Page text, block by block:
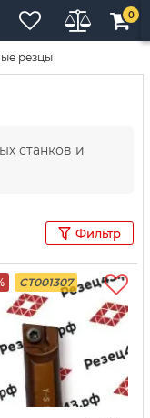
0
резцы
станков и
Фильтр
CT001307